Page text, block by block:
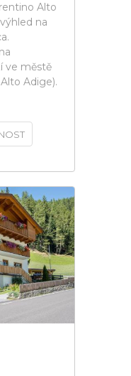
Alto
na
ve městě
Adige).